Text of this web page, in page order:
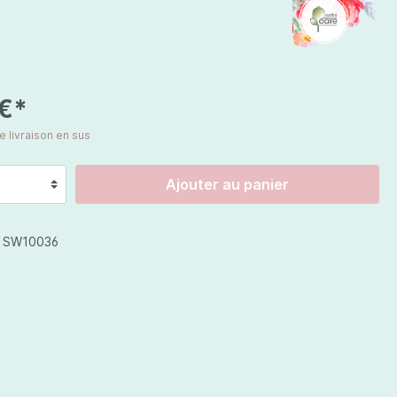
Jojoba Care
Celestetic
livraison en sus
Ajouter au panier
SW10036